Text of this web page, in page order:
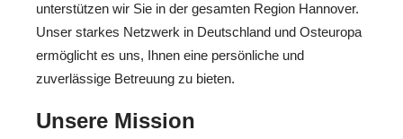
unterstützen wir Sie in der gesamten Region Hannover.
Unser starkes Netzwerk in Deutschland und Osteuropa
ermöglicht es uns, Ihnen eine persönliche und
zuverlässige Betreuung zu bieten.
Unsere Mission